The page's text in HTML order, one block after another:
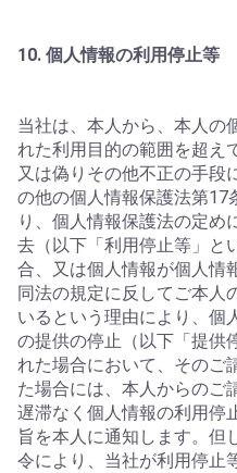
10. 個人情報の利用停止等
当社は、本人から、本人の
れた利用目的の範囲を超え
又は偽りその他不正の手段
の他の個人情報保護法第17
り、個人情報保護法の定め
去（以下「利用停止等」と
合、又は個人情報が個人情
同法の規定に反してご本人
いるという理由により、個
の提供の停止（以下「提供
れた場合において、そのご
た場合には、本人からのご
遅滞なく個人情報の利用停
旨を本人に通知します。但
令により、当社が利用停止